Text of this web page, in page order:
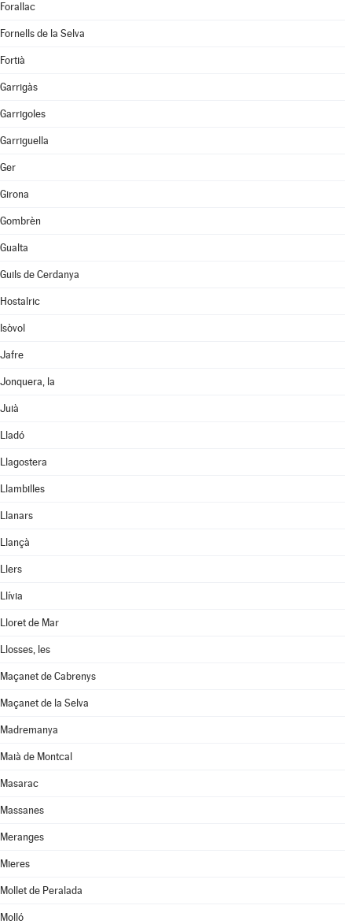
Forallac
Fornells de la Selva
Fortià
Garrigàs
Garrigoles
Garriguella
Ger
Girona
Gombrèn
Gualta
Guils de Cerdanya
Hostalric
Isòvol
Jafre
Jonquera, la
Juià
Lladó
Llagostera
Llambilles
Llanars
Llançà
Llers
Llívia
Lloret de Mar
Llosses, les
Maçanet de Cabrenys
Maçanet de la Selva
Madremanya
Maià de Montcal
Masarac
Massanes
Meranges
Mieres
Mollet de Peralada
Molló